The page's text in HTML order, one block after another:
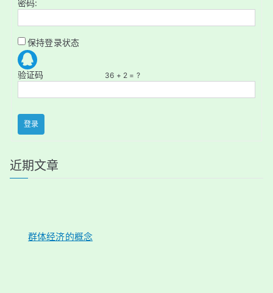
密码:
保持登录状态
验证码 36 + 2 = ?
登录
近期文章
群体经济的概念